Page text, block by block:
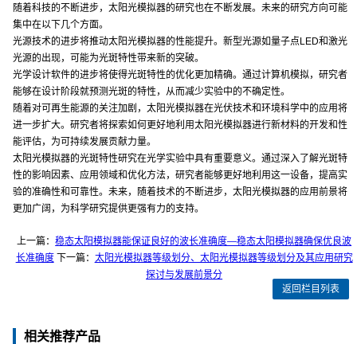
随着科技的不断进步，太阳光模拟器的研究也在不断发展。未来的研究方向可能
集中在以下几个方面。
光源技术的进步将推动太阳光模拟器的性能提升。新型光源如量子点LED和激光
光源的出现，可能为光斑特性带来新的突破。
光学设计软件的进步将使得光斑特性的优化更加精确。通过计算机模拟，研究者
能够在设计阶段就预测光斑的特性，从而减少实验中的不确定性。
随着对可再生能源的关注加剧，太阳光模拟器在光伏技术和环境科学中的应用将
进一步扩大。研究者将探索如何更好地利用太阳光模拟器进行新材料的开发和性
能评估，为可持续发展贡献力量。
太阳光模拟器的光斑特性研究在光学实验中具有重要意义。通过深入了解光斑特
性的影响因素、应用领域和优化方法，研究者能够更好地利用这一设备，提高实
验的准确性和可靠性。未来，随着技术的不断进步，太阳光模拟器的应用前景将
更加广阔，为科学研究提供更强有力的支持。
上一篇：稳态太阳模拟器能保证良好的波长准确度—稳态太阳模拟器确保优良波
长准确度下一篇： 太阳光模拟器等级划分、太阳光模拟器等级划分及其应用研究
探讨与发展前景分
返回栏目列表
相关推荐产品